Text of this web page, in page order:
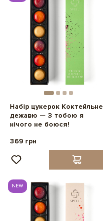
Набір цукерок Коктейльне
дежавю — З тобою я
нічого не боюся!
369 грн
NEW